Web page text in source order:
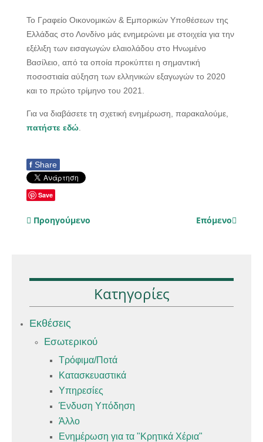
Το Γραφείο Οικονομικών & Εμπορικών Υποθέσεων της
Ελλάδας στο Λονδίνο μάς ενημερώνει με στοιχεία για την
εξέλιξη των εισαγωγών ελαιολάδου στο Ηνωμένο
Βασίλειο, από τα οποία προκύπτει η σημαντική
ποσοστιαία αύξηση των ελληνικών εξαγωγών το 2020
και το πρώτο τρίμηνο του 2021.
Για να διαβάσετε τη σχετική ενημέρωση, παρακαλούμε,
πατήστε εδώ
f Share
Save
Προηγούμενο Επόμενο
Κατηγορίες
Εκθέσεις
Εσωτερικού
Τρόφιμα/Ποτά
Κατασκευαστικά
Υπηρεσίες
Ένδυση Υπόδηση
Άλλο
Ενημέρωση για τα "Κρητικά Χέρια"